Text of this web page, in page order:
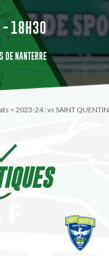
18H30
DE NANTERRE
> 2023-24 : vs SAINT QUENTIN